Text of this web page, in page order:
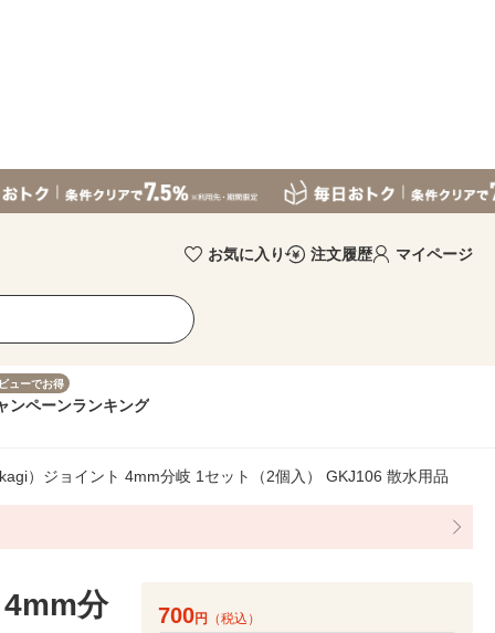
お気に入り 注文履歴 マイページ
ューでお得
ンペーンランキング
）ジョイント 4mm分岐 1セット（2個入） GKJ106 散水用品
分
700円 （税込）